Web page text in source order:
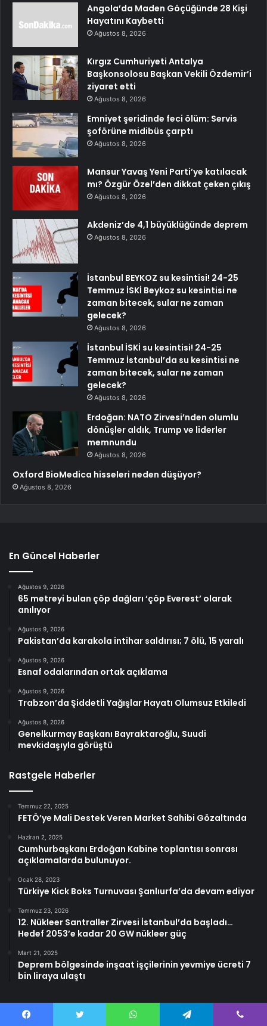
Angola’da Maden Göçüğünde 28 Kişi
Hayatını Kaybetti
Ağustos 8, 2026
Kırgız Cumhuriyeti Antalya
Başkonsolosu Başkan Vekili Özdemir’i
ziyaret etti
Ağustos 8, 2026
Emniyet şeridinde feci ölüm: Servis
şoförüne midibüs çarptı
Ağustos 8, 2026
Mansur Yavaş Yeni Parti’ye katılacak
mı? Özgür Özel’den dikkat çeken çıkış
Ağustos 8, 2026
Akdeniz’de 4,1 büyüklüğünde deprem
Ağustos 8, 2026
İstanbul BEYKOZ su kesintisi! 24-25
Temmuz İSKİ Beykoz su kesintisi ne
zaman bitecek, sular ne zaman
gelecek?
Ağustos 8, 2026
İstanbul İSKİ su kesintisi! 24-25
Temmuz İstanbul’da su kesintisi ne
zaman bitecek, sular ne zaman
gelecek?
Ağustos 8, 2026
Erdoğan: NATO Zirvesi’nden olumlu
dönüşler aldık, Trump ve liderler
memnundu
Ağustos 8, 2026
Oxford BioMedica hisseleri neden düşüyor?
Ağustos 8, 2026
En Güncel Haberler
Ağustos 9, 2026
65 metreyi bulan çöp dağları ‘çöp Everest’ olarak
anılıyor
Ağustos 9, 2026
Pakistan’da karakola intihar saldırısı; 7 ölü, 15 yaralı
Ağustos 9, 2026
Esnaf odalarından ortak açıklama
Ağustos 9, 2026
Trabzon’da Şiddetli Yağışlar Hayatı Olumsuz Etkiledi
Ağustos 8, 2026
Genelkurmay Başkanı Bayraktaroğlu, Suudi
mevkidaşıyla görüştü
Rastgele Haberler
Temmuz 22, 2025
FETÖ’ye Mali Destek Veren Market Sahibi Gözaltında
Haziran 2, 2025
Cumhurbaşkanı Erdoğan Kabine toplantısı sonrası
açıklamalarda bulunuyor.
Ocak 28, 2023
Türkiye Kick Boks Turnuvası Şanlıurfa’da devam ediyor
Temmuz 23, 2026
12. Nükleer Santraller Zirvesi İstanbul’da başladı…
Hedef 2053’e kadar 20 GW nükleer güç
Mart 21, 2025
Deprem bölgesinde inşaat işçilerinin yevmiye ücreti 7
bin liraya ulaştı